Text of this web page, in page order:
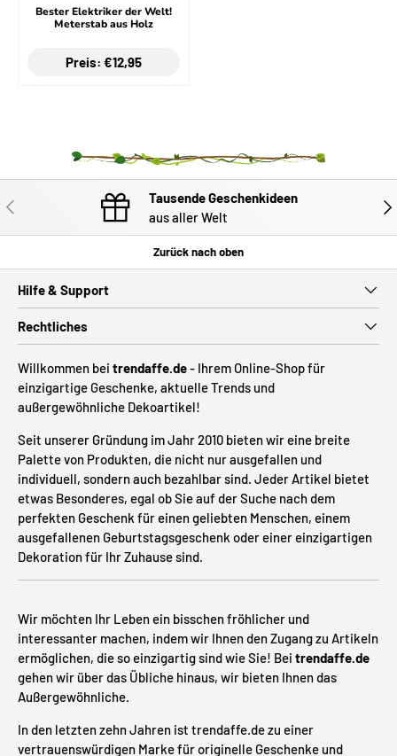
Bester Elektriker der Welt!
Meterstab aus Holz
Preis: €12,95
VORHERIGE
Tausende Geschenkideen
aus aller Welt
Zurück nach oben
Hilfe & Support
Rechtliches
Willkommen bei trendaffe.de- Ihrem Online-Shop für
einzigartige Geschenke, aktuelle Trends und
außergewöhnliche Dekoartikel!
Seit unserer Gründung im Jahr 2010 bieten wir eine breite
Palette von Produkten, die nicht nur ausgefallen und
individuell, sondern auch bezahlbar sind. Jeder Artikel bietet
etwas Besonderes, egal ob Sie auf der Suche nach dem
perfekten Geschenk für einen geliebten Menschen, einem
ausgefallenen Geburtstagsgeschenk oder einer einzigartigen
Dekoration für Ihr Zuhause sind.
Wir möchten Ihr Leben ein bisschen fröhlicher und
interessanter machen, indem wir Ihnen den Zugang zu Artikeln
ermöglichen, die so einzigartig sind wie Sie! Bei trendaffe.de
gehen wir über das Übliche hinaus, wir bieten Ihnen das
Außergewöhnliche.
In den letzten zehn Jahren ist trendaffe.de zu einer
vertrauenswürdigen Marke für originelle Geschenke und